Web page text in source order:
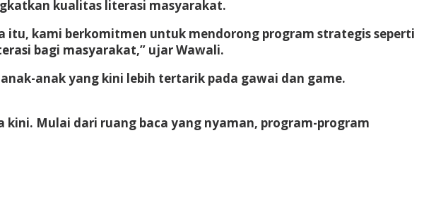
kualitas literasi masyarakat.
itu, kami berkomitmen untuk mendorong program strategis seperti
bagi masyarakat,” ujar Wawali.
anak yang kini lebih tertarik pada gawai dan game.
Mulai dari ruang baca yang nyaman, program-program